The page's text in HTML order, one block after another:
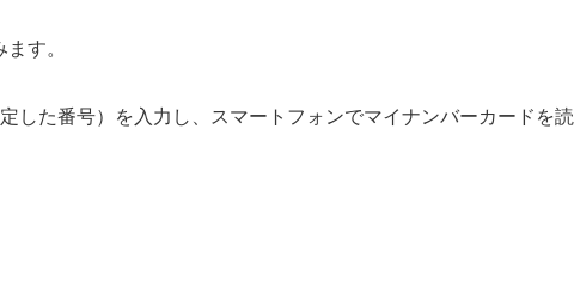
す。
した番号）を入力し、スマートフォンでマイナンバーカードを読